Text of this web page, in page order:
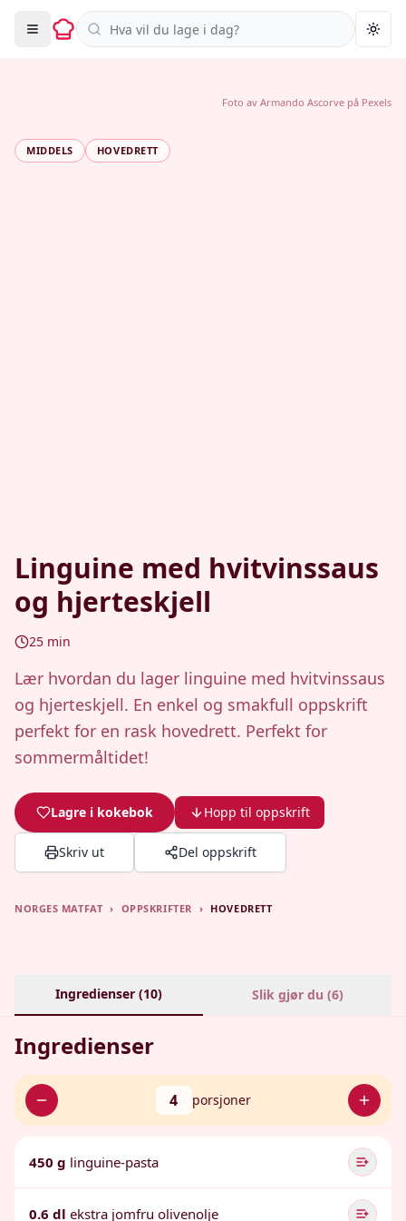
Søk i oppskrifter
MIDDELS HOVEDRETT
Linguine med hvitvinssaus
og hjerteskjell
25 min
Lær hvordan du lager linguine med hvitvinssaus
og hjerteskjell. En enkel og smakfull oppskrift
perfekt for en rask hovedrett. Perfekt for
sommermåltidet!
Lagre i kokebok Hopp til oppskrift
Skriv ut Del oppskrift
Foto av Armando Ascorve på Pexels
NORGES MATFAT › OPPSKRIFTER › HOVEDRETT
Ingredienser (10) Slik gjør du (6)
Ingredienser
4 porsjoner
450 g linguine-pasta
0.6 dl ekstra jomfru olivenolje